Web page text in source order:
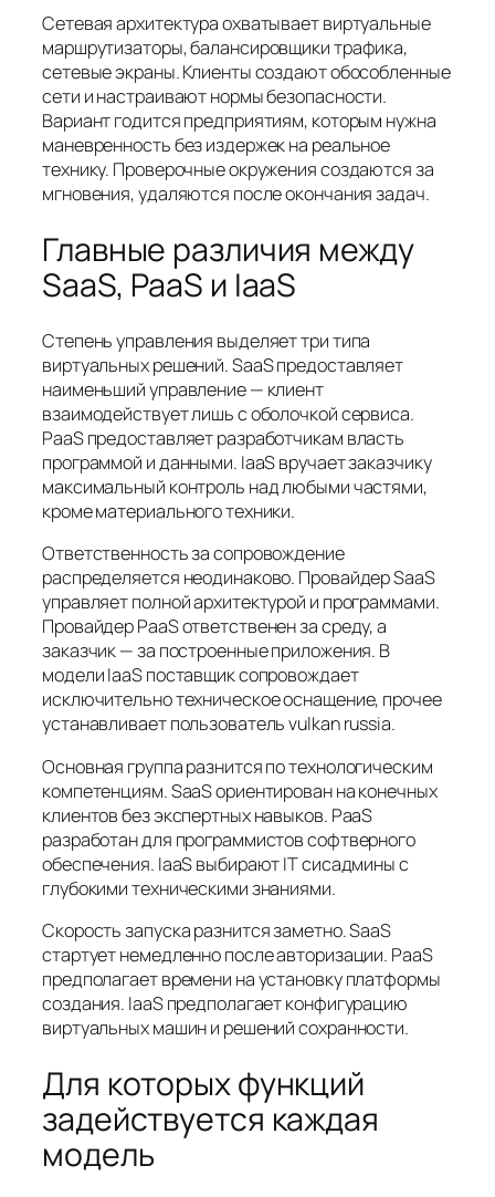
Сетевая архитектура охватывает виртуальные
маршрутизаторы, балансировщики трафика,
сетевые экраны. Клиенты создают обособленные
сети и настраивают нормы безопасности.
Вариант годится предприятиям, которым нужна
маневренность без издержек на реальное
технику. Проверочные окружения создаются за
мгновения, удаляются после окончания задач.
Главные различия между
SaaS, PaaS и IaaS
Степень управления выделяет три типа
виртуальных решений. SaaS предоставляет
наименьший управление — клиент
взаимодействует лишь с оболочкой сервиса.
PaaS предоставляет разработчикам власть
программой и данными. IaaS вручает заказчику
максимальный контроль над любыми частями,
кроме материального техники.
Ответственность за сопровождение
распределяется неодинаково. Провайдер SaaS
управляет полной архитектурой и программами.
Провайдер PaaS ответственен за среду, а
заказчик — за построенные приложения. В
модели IaaS поставщик сопровождает
исключительно техническое оснащение, прочее
устанавливает пользователь vulkan russia.
Основная группа разнится по технологическим
компетенциям. SaaS ориентирован на конечных
клиентов без экспертных навыков. PaaS
разработан для программистов софтверного
обеспечения. IaaS выбирают IT сисадмины с
глубокими техническими знаниями.
Скорость запуска разнится заметно. SaaS
стартует немедленно после авторизации. PaaS
предполагает времени на установку платформы
создания. IaaS предполагает конфигурацию
виртуальных машин и решений сохранности.
Для которых функций
задействуется каждая
модель